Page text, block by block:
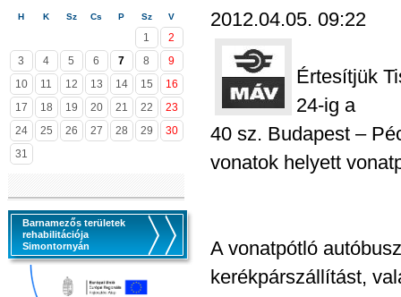
H K Sz Cs P Sz V
1
2
3
4 5 6 7 8
9
10
11 12 13 14 15
16
17
18 19 20 21 22
23
24
25 26 27 28 29
30
31
Barnamezős területek
rehabilitációja
Simontornyán
2012.04.05. 09:22
Értesítjük
24-ig a
40 sz. Budapest –
vonatok helyett
A vonatpótló
kerékpárszállítást,